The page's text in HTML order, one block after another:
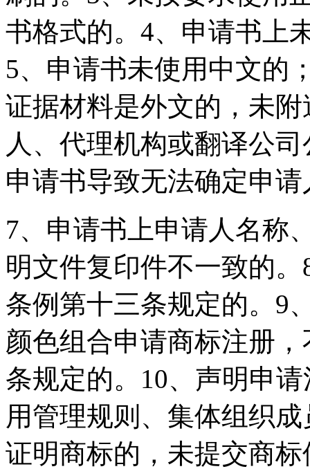
书格式的。4、申请书上
5、申请书未使用中文的
证据材料是外文的，未
人、代理机构或翻译公
申请书导致无法确定申
7、申请书上申请人名称
明文件复印件不一致的
条例第十三条规定的。9
颜色组合申请商标注册
条规定的。10、声明申
用管理规则、集体组织
证明商标的，未提交商